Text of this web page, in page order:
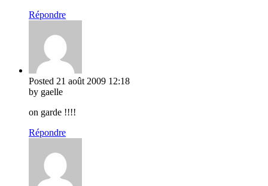
Répondre
Posted 21 août 2009 12:18
by gaelle
on garde !!!!
Répondre